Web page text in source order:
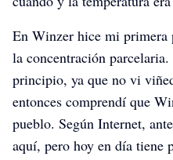
En Winzer hice mi primera
la concentración
principio, ya que no vi
entonces comprendí que
pueblo. Según Internet,
aquí, pero hoy en día tiene